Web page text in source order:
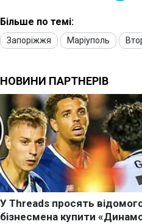
Більше по темі:
Запоріжжя Маріуполь